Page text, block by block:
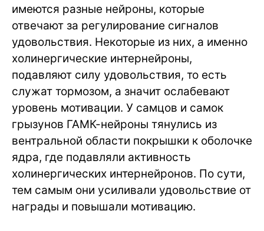
имеются разные нейроны, которые
отвечают за регулирование сигналов
удовольствия. Некоторые из них, а именно
холинергические интернейроны,
подавляют силу удовольствия, то есть
служат тормозом, а значит ослабевают
уровень мотивации. У самцов и самок
грызунов ГАМК-нейроны тянулись из
вентральной области покрышки к оболочке
ядра, где подавляли активность
холинергических интернейронов. По сути,
тем самым они усиливали удовольствие от
награды и повышали мотивацию.